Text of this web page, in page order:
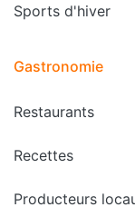
Sports d'hiver
Gastronomie
Restaurants
Recettes
Producteurs